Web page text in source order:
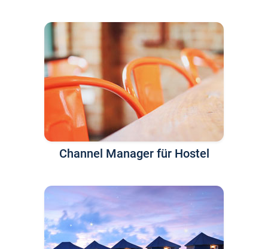
Channel Manager für Hostel